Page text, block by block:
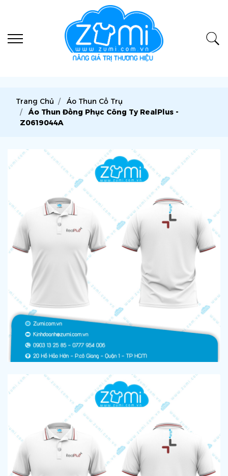
Trang Chủ
Áo Thun Cổ Trụ
Áo Thun Đồng Phục Công Ty RealPlus -
Z0619044A